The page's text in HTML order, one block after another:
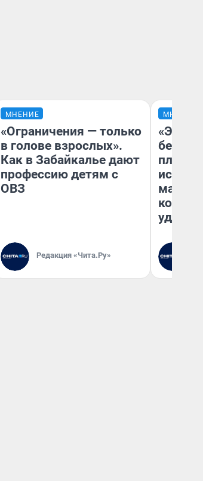
МНЕНИЕ
«Ограничения — только
в голове взрослых».
Как в Забайкалье дают
профессию детям с
ОВЗ
Редакция «Чита.Ру»
МНЕНИЕ
«Это